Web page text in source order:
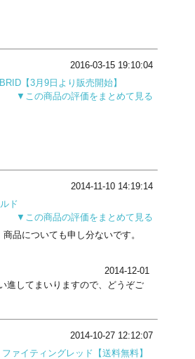
2016-03-15 19:10:04
【3月9日より販売開始】
▼この商品の評価をまとめて見る
2014-11-10 14:19:14
ド
▼この商品の評価をまとめて見る
品についても申し分ないです。
2014-12-01
進してまいりますので、どうぞご
2014-10-27 12:12:07
ァイティングレッド【送料無料】